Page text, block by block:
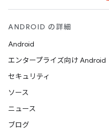
ANDROID の詳細
Android
エンタープライズ向け Android
セキュリティ
ソース
ニュース
ブログ